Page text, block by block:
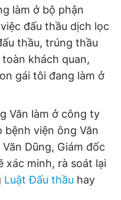
làm ở bộ phận
đấu thầu dịch lọc
thầu, trúng thầu
khách quan,
gái tôi đang làm ở
Văn làm ở công ty
viện ông Văn
Dũng, Giám đốc
xác minh, rà soát lại
Luật Đấu thầu hay